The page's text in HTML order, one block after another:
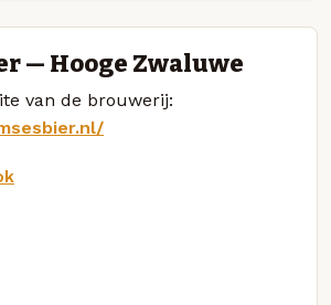
— Hooge Zwaluwe
van de brouwerij: